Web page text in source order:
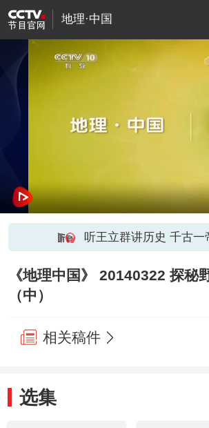
地理·中国
听王立群讲历史 千古一
《地理中国》 20140322 探秘
（中）
相关稿件
选集